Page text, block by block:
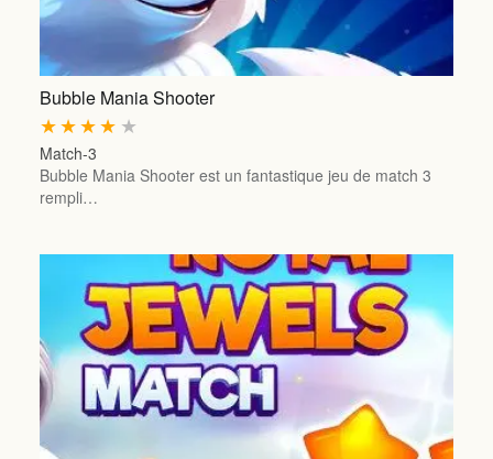
Bubble Mania Shooter
★
★
★
★
★
Match-3
Bubble Mania Shooter est un fantastique jeu de match 3
rempli…